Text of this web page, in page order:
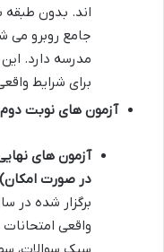
اند. بدون
جامع روبرو می
مدرسه دارد.
برای شرایط
آزمون های نوبت
در صورت
برگزار شده در
واقعی امتحانات